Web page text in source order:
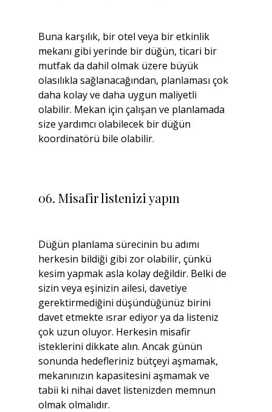
Buna karşılık, bir otel veya bir etkinlik
mekanı gibi yerinde bir düğün, ticari bir
mutfak da dahil olmak üzere büyük
olasılıkla sağlanacağından, planlaması çok
daha kolay ve daha uygun maliyetli
olabilir. Mekan için çalışan ve planlamada
size yardımcı olabilecek bir düğün
koordinatörü bile olabilir.
06. Misafir listenizi yapın
Düğün planlama sürecinin bu adımı
herkesin bildiği gibi zor olabilir, çünkü
kesim yapmak asla kolay değildir. Belki de
sizin veya eşinizin ailesi, davetiye
gerektirmediğini düşündüğünüz birini
davet etmekte ısrar ediyor ya da listeniz
çok uzun oluyor. Herkesin misafir
isteklerini dikkate alın. Ancak günün
sonunda hedefleriniz bütçeyi aşmamak,
mekanınızın kapasitesini aşmamak ve
tabii ki nihai davet listenizden memnun
olmak olmalıdır.